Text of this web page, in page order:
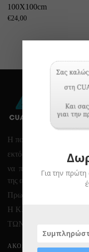
100X100cm
€24,00
Η πολύχρονη εμπειρία
εκτός από μοναδικά
να παρέχουμε
της αγοράς.
Πρωταρχικός μας στόχος ..
Η ΚΑΛΥΤΕΡΗ
ΤΩΝ ΠΕΛΑΤΩΝ ΜΑΣ
ΑΚΟΛΟΎΘΗΣΕ ΜΑΣ
Για την